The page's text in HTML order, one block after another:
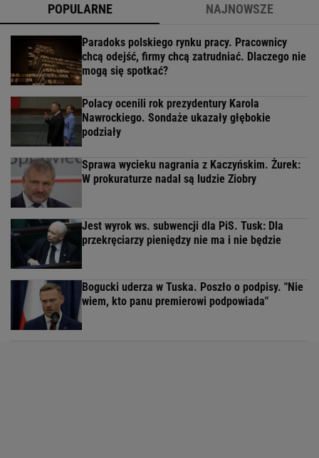
POPULARNE NAJNOWSZE
Paradoks polskiego rynku pracy. Pracownicy
chcą odejść, firmy chcą zatrudniać. Dlaczego nie
mogą się spotkać?
Polacy ocenili rok prezydentury Karola
Nawrockiego. Sondaże ukazały głębokie
podziały
Sprawa wycieku nagrania z Kaczyńskim. Żurek:
W prokuraturze nadal są ludzie Ziobry
Jest wyrok ws. subwencji dla PiS. Tusk: Dla
przekręciarzy pieniędzy nie ma i nie będzie
Bogucki uderza w Tuska. Poszło o podpisy. "Nie
wiem, kto panu premierowi podpowiada"